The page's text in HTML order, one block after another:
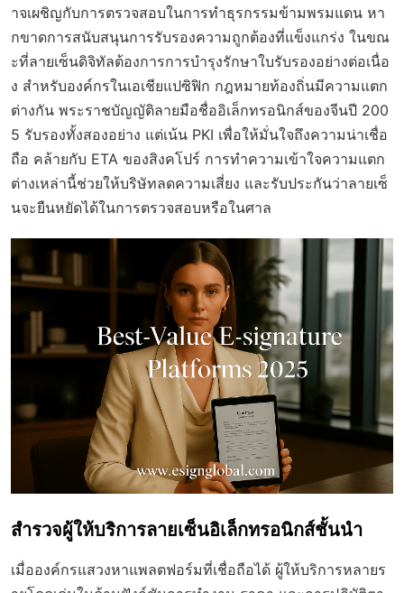
าจเผชิญกับการตรวจสอบในการทำธุรกรรมข้ามพรมแดน หา
กขาดการสนับสนุนการรับรองความถูกต้องที่แข็งแกร่ง ในขณ
ะที่ลายเซ็นดิจิทัลต้องการการบำรุงรักษาใบรับรองอย่างต่อเนื่อ
ง สำหรับองค์กรในเอเชียแปซิฟิก กฎหมายท้องถิ่นมีความแตก
ต่างกัน พระราชบัญญัติลายมือชื่ออิเล็กทรอนิกส์ของจีนปี 200
5 รับรองทั้งสองอย่าง แต่เน้น PKI เพื่อให้มั่นใจถึงความน่าเชื่อ
ถือ คล้ายกับ ETA ของสิงคโปร์ การทำความเข้าใจความแตก
ต่างเหล่านี้ช่วยให้บริษัทลดความเสี่ยง และรับประกันว่าลายเซ็
นจะยืนหยัดได้ในการตรวจสอบหรือในศาล
สำรวจผู้ให้บริการลายเซ็นอิเล็กทรอนิกส์ชั้นนำ
เมื่อองค์กรแสวงหาแพลตฟอร์มที่เชื่อถือได้ ผู้ให้บริการหลายร